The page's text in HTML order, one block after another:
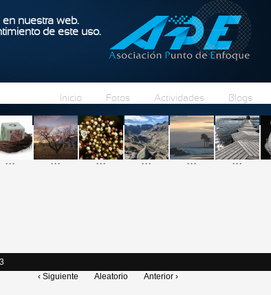
nuestra web.
de este uso.
Pasar al contenido principal
Inicio Fotos Actividades Blogs
... ... ... ... ... ...
‹ Siguiente
Aleatorio Anterior ›